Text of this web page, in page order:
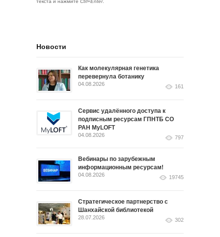
текста и нажмите Ctrl+Enter.
Новости
Как молекулярная генетика
перевернула ботанику
04.08.2026 161
Сервис удалённого доступа к
подписным ресурсам ГПНТБ СО
РАН MyLOFT
04.08.2026 797
Вебинары по зарубежным
информационным ресурсам!
04.08.2026 19745
Стратегическое партнерство с
Шанхайской библиотекой
28.07.2026 302